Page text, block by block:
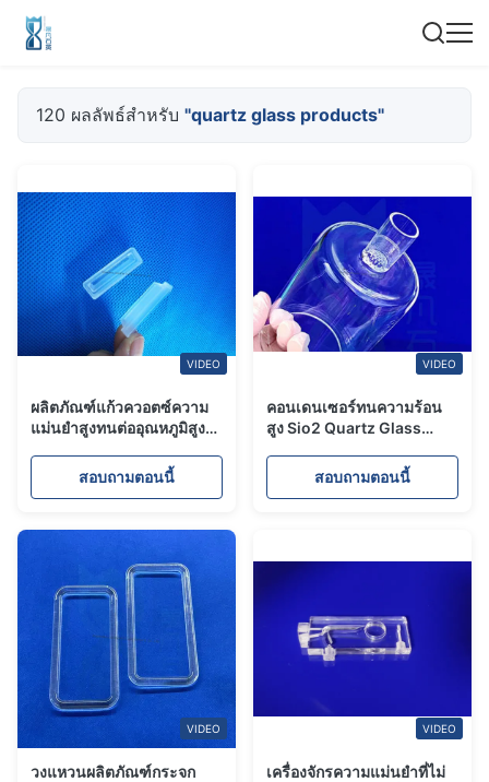
120 ผลลัพธ์สำหรับ "quartz glass products"
VIDEO
ผลิตภัณฑ์แก้วควอตซ์ความ
แม่นยำสูงทนต่ออุณหภูมิสูง
แม่นยำเรือควอตซ์ผสม
สอบถามตอนนี้
VIDEO
คอนเดนเซอร์ทนความร้อน
สูง Sio2 Quartz Glass
สอบถามตอนนี้
VIDEO
วงแหวนผลิตภัณฑ์กระจก
VIDEO
เครื่องจักรความแม่นยำที่ไม่